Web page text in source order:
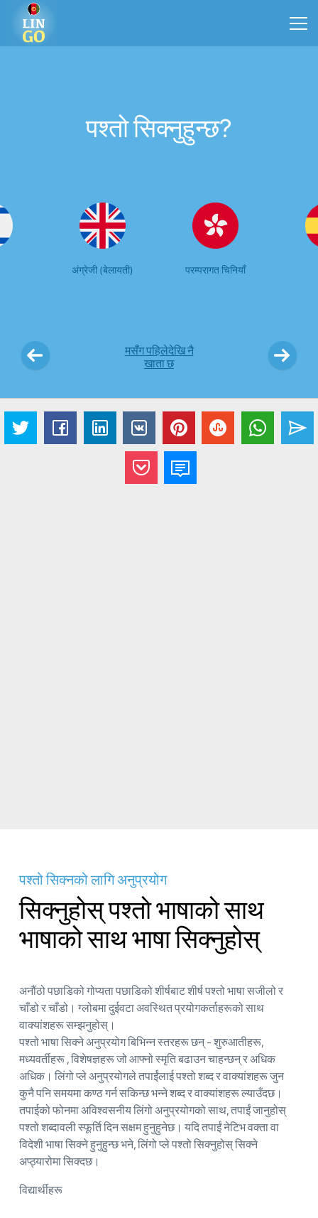
पश्तो सिक्नुहुन्छ?
अंग्रेजी (बेलायती) परम्परागत चिनियाँ
मसँग पहिलेदेखि नै
खाता छ
पश्तो सिक्नको लागि अनुप्रयोग
सिक्नुहोस् पश्तो भाषाको साथ
भाषाको साथ भाषा सिक्नुहोस्
अनौंठो पछाडिको गोप्यता पछाडिको शीर्षबाट शीर्ष पश्तो भाषा सजीलो र
चाँडो र चाँडो। ग्लोबमा दुईवटा अवस्थित प्रयोगकर्ताहरूको साथ
वाक्यांशहरू सम्झनुहोस्।
पश्तो भाषा सिक्ने अनुप्रयोग बिभिन्न स्तरहरू छन् - शुरुआतीहरू,
मध्यवर्तीहरू , विशेषज्ञहरू जो आफ्नो स्मृति बढाउन चाहन्छन् र अधिक
अधिक। लिंगो प्ले अनुप्रयोगले तपाईंलाई पश्तो शब्द र वाक्यांशहरू जुन
कुनै पनि समयमा कण्ठ गर्न सकिन्छ भन्ने शब्द र वाक्यांशहरू ल्याउँदछ।
तपाईको फोनमा अविश्वसनीय लिंगो अनुप्रयोगको साथ, तपाईं जानुहोस्
पश्तो शब्दावली स्फूर्ति दिन सक्षम हुनुहुनेछ। यदि तपाईं नेटिभ वक्ता वा
विदेशी भाषा सिक्ने हुनुहुन्छ भने, लिंगो प्ले पश्तो सिक्नुहोस् सिक्ने
अप्ठ्यारोमा सिक्दछ।
विद्यार्थीहरू